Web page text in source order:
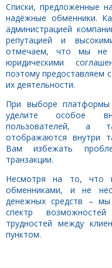
Списки, предложенные
надёжные обменники.
администрацией
репутацией и
отмечаем, что мы не
юридическими
поэтому предоставляем
их деятельности.
При выборе
уделите особое
пользователей, а
отображаются внутри
Вам избежать
транзакции.
Несмотря на то, что
обменниками, и не
денежных средств – мы
спектр
трудностей между
пунктом.